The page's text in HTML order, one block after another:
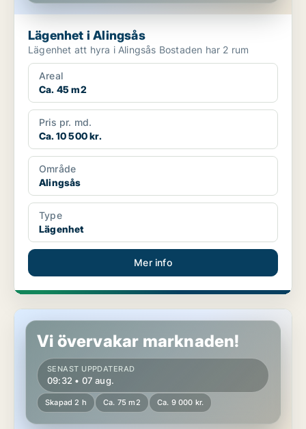
Lägenhet i Alingsås
Lägenhet att hyra i Alingsås Bostaden har 2 rum
Areal
Ca. 45 m2
Pris pr. md.
Ca. 10 500 kr.
Område
Alingsås
Type
Lägenhet
Mer info
Lägenhet i Mark, Kinna
Vi övervakar marknaden!
SENAST UPPDATERAD
09:32 • 07 aug.
Skapad 2 h Ca. 75 m2 Ca. 9 000 kr.